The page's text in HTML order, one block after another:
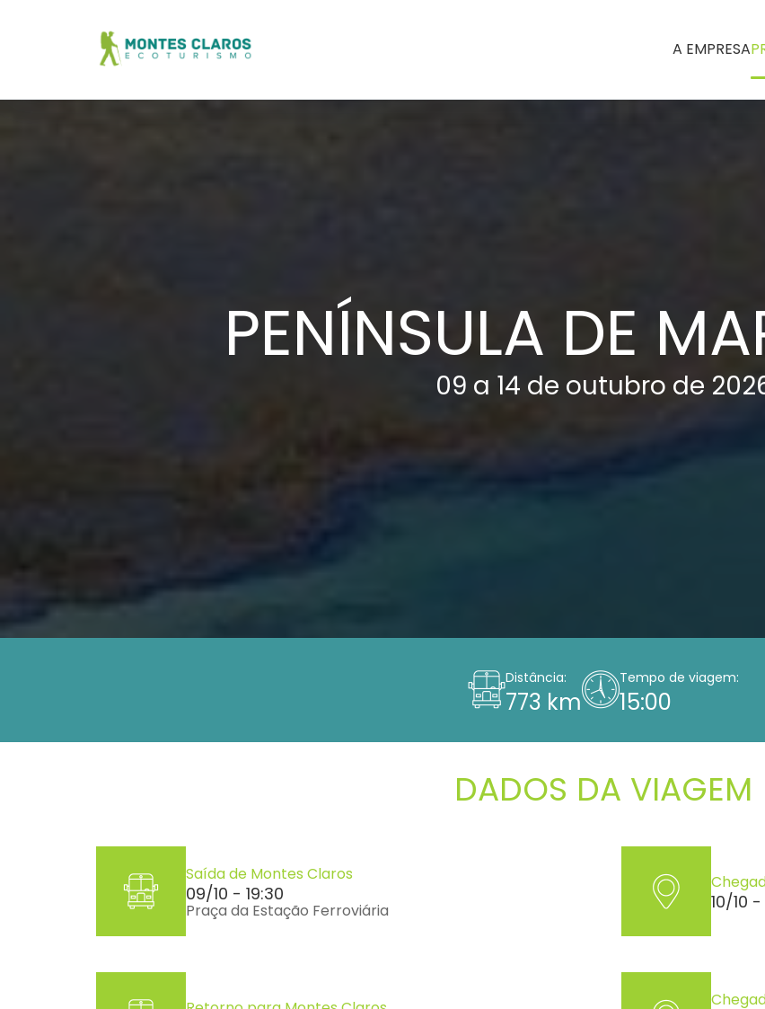
A EMPRESA
PENÍNSULA DE
09 a 14 de outubro de
Distância:
773 km
Tempo de viagem:
15:00
DADOS DA VIAGEM
Saída de Montes Claros
09/10 - 19:30
Praça da Estação Ferroviária 10/10 -